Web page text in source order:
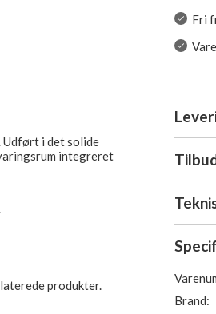
Udført i det solide
integreret
produkter.
Fri
Brand: